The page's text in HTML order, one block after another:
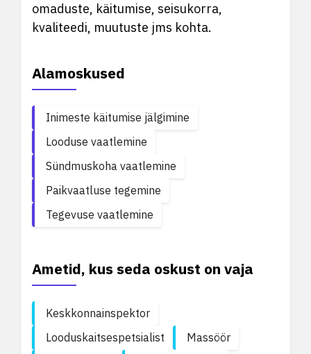
omaduste, käitumise, seisukorra,
kvaliteedi, muutuste jms kohta.
Alamoskused
Inimeste käitumise jälgimine
Looduse vaatlemine
Sündmuskoha vaatlemine
Paikvaatluse tegemine
Tegevuse vaatlemine
Ametid, kus seda oskust on vaja
Keskkonnainspektor
Looduskaitsespetsialist
Massöör